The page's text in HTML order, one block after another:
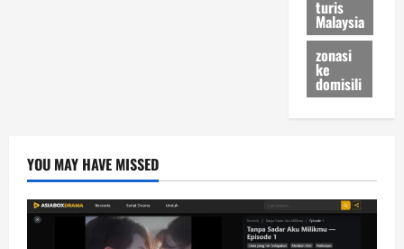
turis
Malaysia
zonasi
ke
domisili
YOU MAY HAVE MISSED